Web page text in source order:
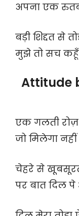
अपना एक
बड़ी शिद्दत से
मुझे तो सच कहूँ
Attitude
एक गलती
जो मिलेगा
चेहरे से
पर बात दिल